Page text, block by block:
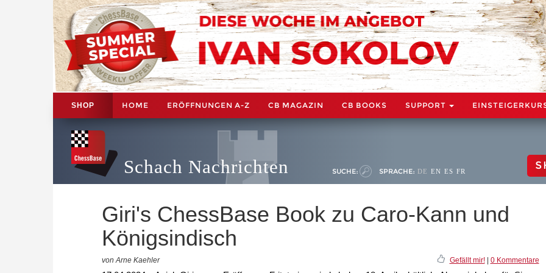
SHOP HOME ERÖFFNUNGEN A-Z CB MAGAZIN CB BOOKS SUPPORT
Schach Nachrichten SUCHE: SPRACHE: DE EN ES FR
Giri's ChessBase Book zu Caro-Kann und
Königsindisch
von Arne Kaehler Gefällt mir!| 0 Kommentare